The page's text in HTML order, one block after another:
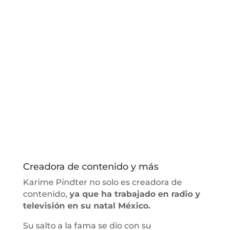
Creadora de contenido y más
Karime Pindter no solo es creadora de
contenido, ya que ha trabajado en radio y
televisión en su natal México.
Su salto a la fama se dio con su